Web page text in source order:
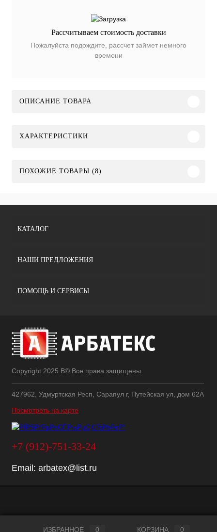
Рассчитываем стоимость доставки
Пожалуйста подождите, рассчет займет немного
времени
ОПИСАНИЕ ТОВАРА
ХАРАКТЕРИСТИКИ
ПОХОЖИЕ ТОВАРЫ (8)
КАТАЛОГ
НАШИ ПРЕДЛОЖЕНИЯ
ПОМОЩЬ И СЕРВИСЫ
Copyright 2025 В© Все права защищены
427962, Удмуртская Респ, Сарапул г, Путейская ул, дом 62А
Посмотреть на карте
+7 (912)-751-33-24
Email: arbatex@list.ru
ИЗБРАННОЕ 0 КОРЗИНА 0